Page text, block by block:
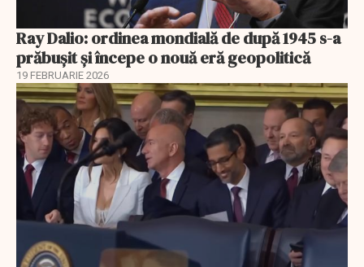
Ray Dalio: ordinea mondială de după 1945 s-a
prăbușit și începe o nouă eră geopolitică
19 FEBRUARIE 2026